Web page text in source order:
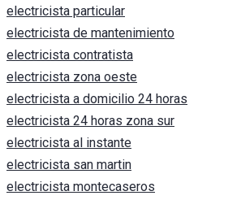
electricista particular
electricista de mantenimiento
electricista contratista
electricista zona oeste
electricista a domicilio 24 horas
electricista 24 horas zona sur
electricista al instante
electricista san martin
electricista montecaseros